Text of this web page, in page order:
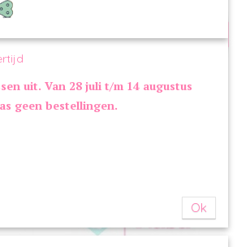
uit. Van 28 juli t/m 14 augustus
geen bestellingen.
Ok